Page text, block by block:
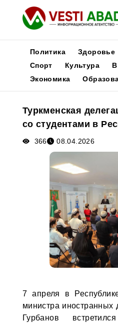
Новости
Медиа
Афиша
Политика Здоровье
Спорт
Культура
Экономика
Туркменская
со студентами в
366 08.04.2026
7 апреля в
министра иностранных
Гурбанов